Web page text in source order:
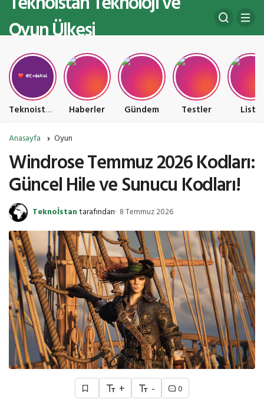
Oyun Ülkesi
Teknoistan Teknoloji ve Oyun Ülkesi Haberler Gündem Testler Liste
Anasayfa Oyun
Windrose Temmuz 2026 Kodları:
Güncel Hile ve Sunucu Kodları!
Teknoİstantarafından 8 Temmuz 2026
+ - 0